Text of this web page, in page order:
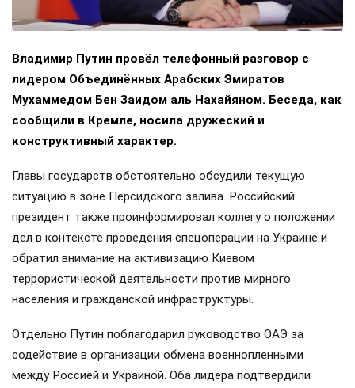
Владимир Путин провёл телефонный разговор с
лидером Объединённых Арабских Эмиратов
Мухаммедом Бен Заидом аль Нахайяном. Беседа, как
сообщили в Кремле, носила дружеский и
конструктивный характер.
Главы государств обстоятельно обсудили текущую
ситуацию в зоне Персидского залива. Российский
президент также проинформировал коллегу о положении
дел в контексте проведения спецоперации на Украине и
обратил внимание на активизацию Киевом
террористической деятельности против мирного
населения и гражданской инфраструктуры.
Отдельно Путин поблагодарил руководство ОАЭ за
содействие в организации обмена военнопленными
между Россией и Украиной. Оба лидера подтвердили